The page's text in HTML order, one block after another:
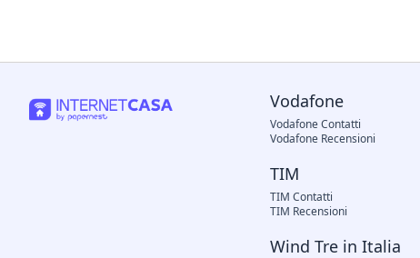
Vodafone
Vodafone Contatti
Vodafone Recensioni
TIM
TIM Contatti
TIM Recensioni
Wind Tre in Italia